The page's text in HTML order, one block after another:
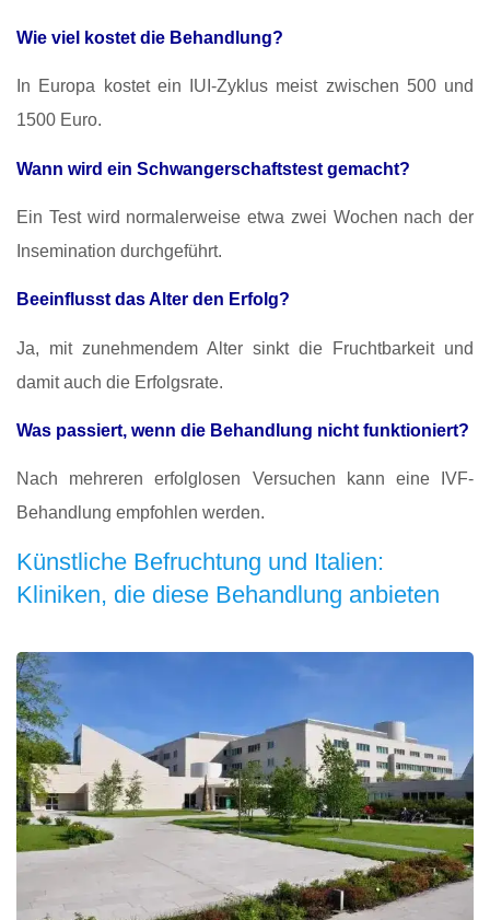
Wie viel kostet die Behandlung?
In Europa kostet ein IUI-Zyklus meist zwischen 500 und
1500 Euro.
Wann wird ein Schwangerschaftstest gemacht?
Ein Test wird normalerweise etwa zwei Wochen nach der
Insemination durchgeführt.
Beeinflusst das Alter den Erfolg?
Ja, mit zunehmendem Alter sinkt die Fruchtbarkeit und
damit auch die Erfolgsrate.
Was passiert, wenn die Behandlung nicht funktioniert?
Nach mehreren erfolglosen Versuchen kann eine IVF-
Behandlung empfohlen werden.
Künstliche Befruchtung und Italien:
Kliniken, die diese Behandlung anbieten